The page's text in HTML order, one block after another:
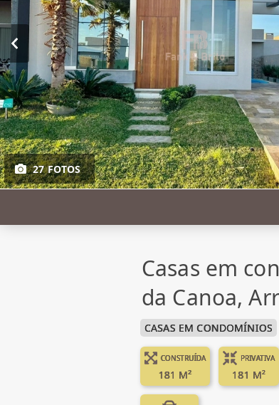
27 FOTOS
Casas em
da Canoa,
CASAS EM CONDOMÍNIOS
CONSTRUÍDA
181 M²
PRIVATIVA
181 M²